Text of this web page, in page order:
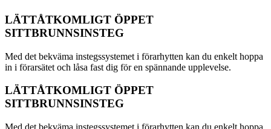
LÄTTÅTKOMLIGT ÖPPET
SITTBRUNNSINSTEG
Med det bekväma instegssystemet i förarhytten kan du enkelt hoppa
in i förarsätet och låsa fast dig för en spännande upplevelse.
LÄTTÅTKOMLIGT ÖPPET
SITTBRUNNSINSTEG